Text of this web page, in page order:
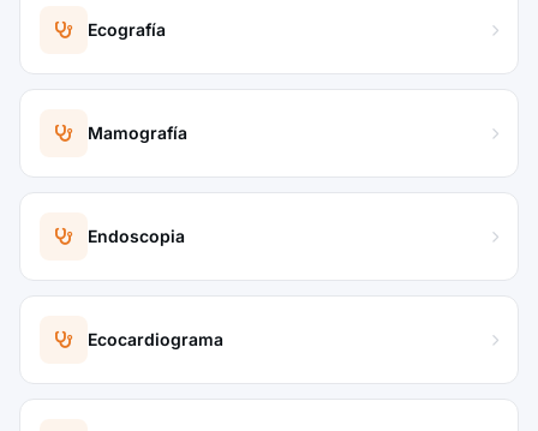
Ecografía
Mamografía
Endoscopia
Ecocardiograma